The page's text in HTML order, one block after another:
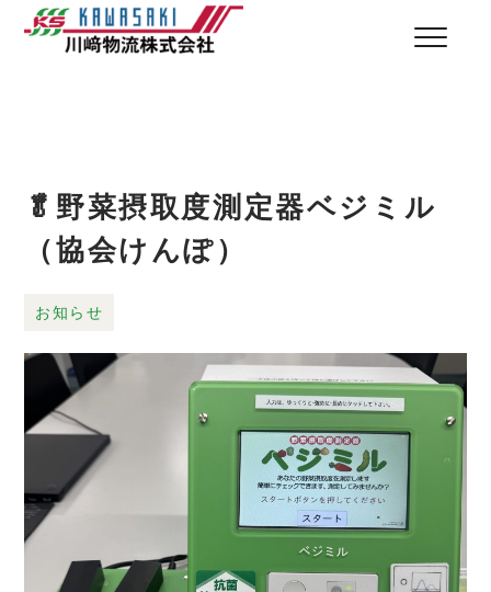
🥬野菜摂取度測定器ベジミル
（協会けんぽ）
お知らせ